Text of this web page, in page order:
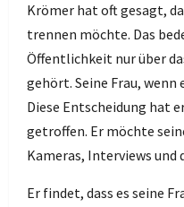
Krömer hat oft gesagt,
trennen möchte. Das
Öffentlichkeit nur über
gehört. Seine Frau,
Diese Entscheidung hat
getroffen. Er möchte
Kameras, Interviews und
Er findet, dass es seine